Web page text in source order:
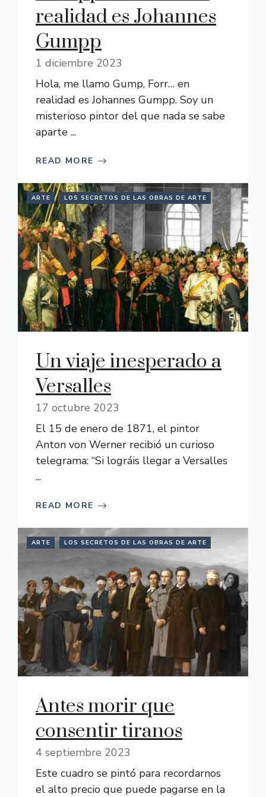
realidad es Johannes
Gumpp
1 diciembre 2023
Hola, me llamo Gump, Forr… en
realidad es Johannes Gumpp. Soy un
misterioso pintor del que nada se sabe
aparte ...
READ MORE
ARTE LOS SECRETOS DE LAS OBRAS DE ARTE
Un viaje inesperado a
Versalles
17 octubre 2023
El 15 de enero de 1871, el pintor
Anton von Werner recibió un curioso
telegrama: “Si lográis llegar a Versalles
...
READ MORE
ARTE LOS SECRETOS DE LAS OBRAS DE ARTE
Antes morir que
consentir tiranos
4 septiembre 2023
Este cuadro se pintó para recordarnos
el alto precio que puede pagarse en la